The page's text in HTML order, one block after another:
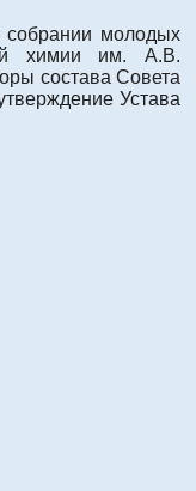
собрании молодых
химии им. А.В.
состава Совета
Устава